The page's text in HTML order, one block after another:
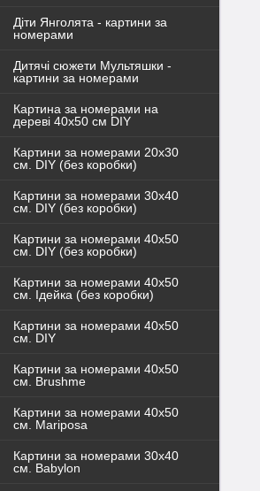
Діти Янголята - картини за
номерами
Дитячі сюжети Мультяшки -
картини за номерами
Картина за номерами на
дереві 40х50 см DIY
Картини за номерами 20х30
см. DIY (без коробки)
Картини за номерами 30х40
см. DIY (без коробки)
Картини за номерами 40х50
см. DIY (без коробки)
Картини за номерами 40x50
см. Ідейка (без коробки)
Картини за номерами 40х50
см. DIY
Картини за номерами 40х50
см. Brushme
Картини за номерами 40х50
см. Mariposa
Картини за номерами 30х40
см. Babylon